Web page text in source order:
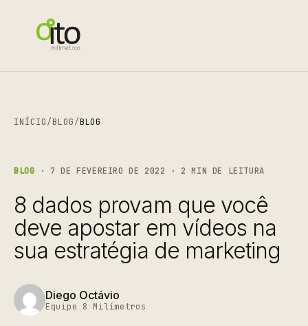
INÍCIO/BLOG/BLOG
BLOG · 7 DE FEVEREIRO DE 2022 · 2 MIN DE LEITURA
8 dados provam que você
deve apostar em vídeos na
sua estratégia de marketing
Diego Octávio
Equipe 8 Milímetros